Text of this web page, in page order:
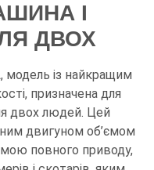
І
ДВОХ
модель із найкращим
призначена для
двох людей. Цей
двигуном об’ємом
повного приводу,